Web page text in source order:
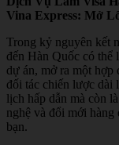
Vina Express: Mở
Trong kỷ nguyên kết
đến Hàn Quốc có thể
dự án, mở ra một hợp
đối tác chiến lược dài
lịch hấp dẫn mà còn
nghệ và đổi mới
bạn.